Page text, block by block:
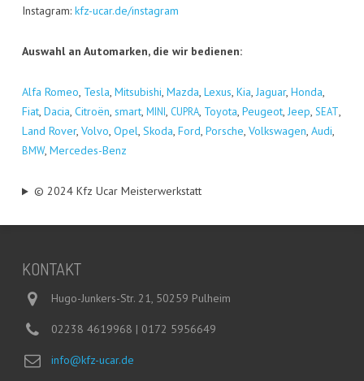
Insta­gram: kfz-ucar.de/instagram
Aus­wahl an Auto­mar­ken, die wir bedienen:
Alfa Romeo, Tes­la, Mitsu­bi­shi, Maz­da, Lexus, Kia, Jagu­ar, Hon­da,
Fiat, Dacia, Citro­ën, smart, MINI, CUPRA, Toyo­ta, Peu­geot, Jeep, SEAT,
Land Rover, Vol­vo, Opel, Sko­da, Ford, Por­sche, Volks­wa­gen, Audi,
BMW, Mer­ce­des-Benz
© 2024 Kfz Ucar Meisterwerkstatt
KON­TAKT
Hugo-Junkers-Str. 21, 50259 Pulheim
02238 4619968 | 0172 5956649
info@kfz-ucar.de